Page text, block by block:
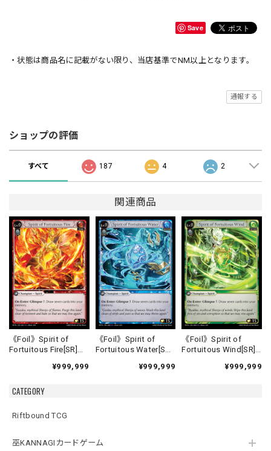
CATEGORY
Riftbound TCG
巫KANNAGIカードゲーム
Save
・状態は商品名に記載がない限り、当店基準でNM以上となります。
通報する
ショップの評価
すべて 187 4 2
関連商品
《Foil》Spirit of
Fortuitous Fire[SR]
¥999,999
《Foil》Spirit of
Fortuitous Water[SR]
¥999,999
《Foil》Spirit of
Fortuitous Wind[SR]
¥999,999